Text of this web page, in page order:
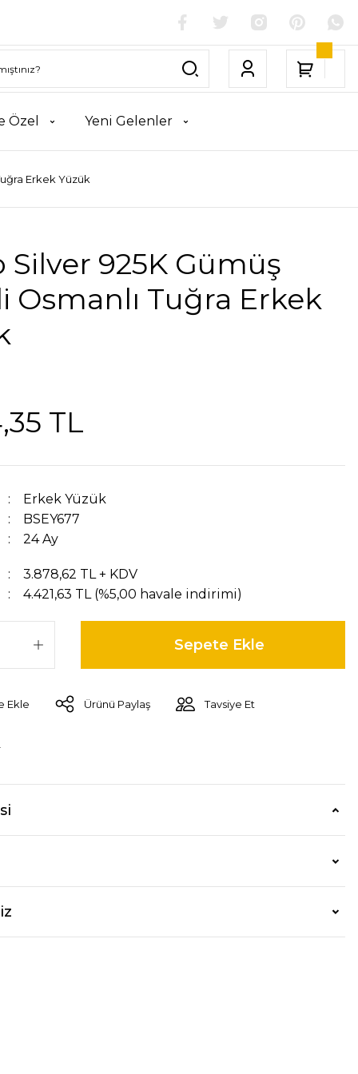
Özel Yeni Gelenler
Erkek Yüzük
Silver 925K Gümüş
Osmanlı Tuğra Erkek
TL
Erkek Yüzük
BSEY677
24 Ay
3.878,62 TL + KDV
4.421,63 TL (%5,00 havale indirimi)
Sepete Ekle
Ürünü Paylaş Tavsiye Et